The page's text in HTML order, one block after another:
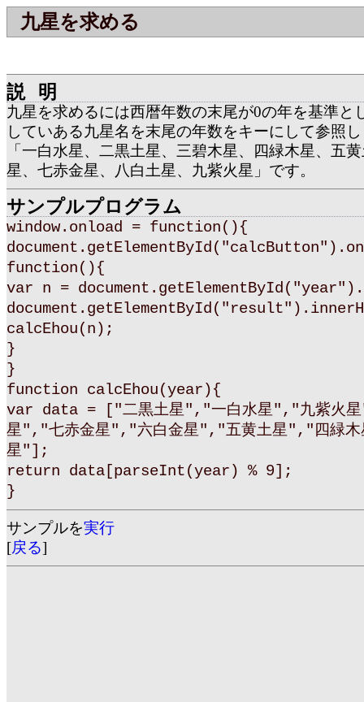
九星を求める
説明
九星を求めるには西暦年数の末尾が0の年を基準と
していある九星名を末尾の年数をキーにして参照
「一白水星、二黒土星、三碧木星、四緑木星、五
星、七赤金星、八白土星、九紫火星」です。
サンプルプログラム
window.onload = function(){
function(){
var n =
calcEhou(n);
}
}
function calcEhou(year){
var data = ["二黒土星","一白水星","九紫火
星","七赤金星","六白金星","五黄土星","四緑
星"];
return data[parseInt(year) % 9];
}
サンプルを実行
[戻る]